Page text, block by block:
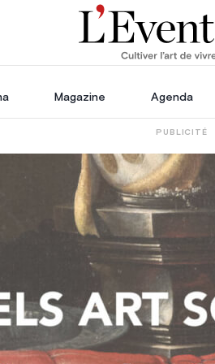
Magazine Agenda
PUBLICITÉ